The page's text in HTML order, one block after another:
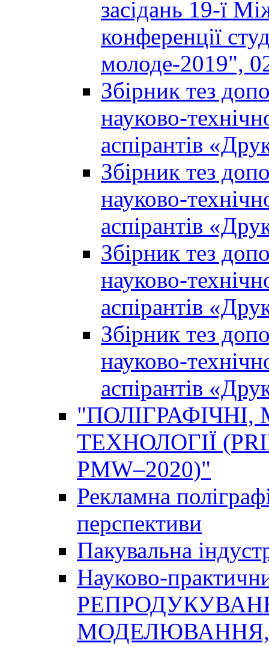
засідань 19-ї
конференції
молоде-2019",
Збірник тез
науково-
аспірантів
Збірник тез
науково-
аспірантів
Збірник тез
науково-
аспірантів
Збірник тез
науково-
аспірантів
ТЕХНОЛОГІЇ
PMW–2020)"
Рекламна
перспективи
Пакувальна
Науково-
МОДЕЛЮВАННЯ,